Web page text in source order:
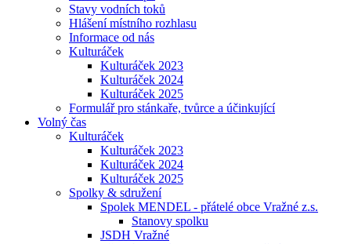
Stavy vodních toků
Hlášení místního rozhlasu
Informace od nás
Kulturáček
Kulturáček 2023
Kulturáček 2024
Kulturáček 2025
Formulář pro stánkaře, tvůrce a účinkující
Volný čas
Kulturáček
Kulturáček 2023
Kulturáček 2024
Kulturáček 2025
Spolky & sdružení
Spolek MENDEL - přátelé obce Vražné z.s.
Stanovy spolku
JSDH Vražné